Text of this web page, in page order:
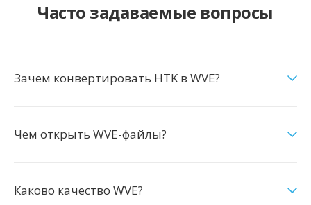
Часто задаваемые вопросы
Зачем конвертировать HTK в WVE?
Чем открыть WVE-файлы?
Каково качество WVE?